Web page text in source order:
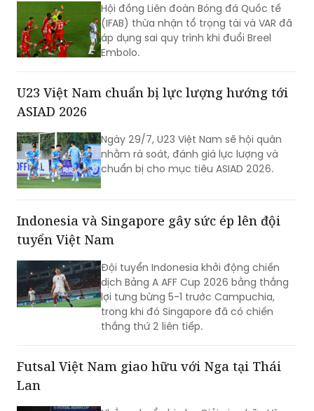
nhân dân (CAND)năm 2026.
Hội đồng Liên đoàn Bóng đá Quốc tế
(IFAB) thừa nhận tổ trọng tài và VAR đã
áp dụng sai quy trình khi đuổi Breel
Embolo.
U23 Việt Nam chuẩn bị lực lượng hướng tới
ASIAD 2026
Ngày 29/7, U23 Việt Nam sẽ hội quân
nhằm rà soát, đánh giá lực lượng và
chuẩn bị cho mục tiêu ASIAD 2026.
Indonesia và Singapore gây sức ép lên đội
tuyển Việt Nam
Đội tuyển Indonesia khởi động chiến
dịch Bảng A AFF Cup 2026 bằng thắng
lợi tưng bừng 5-1 trước Campuchia,
trong khi đó Singapore đã có chiến
thắng thứ 2 liên tiếp.
Futsal Việt Nam giao hữu với Nga tại Thái
Lan